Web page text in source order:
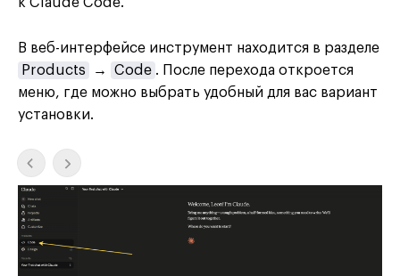
к Claude Code.
В веб-интерфейсе инструмент находится в разделе
Products
→ Code . После перехода откроется
меню, где можно выбрать удобный для вас вариант
установки.